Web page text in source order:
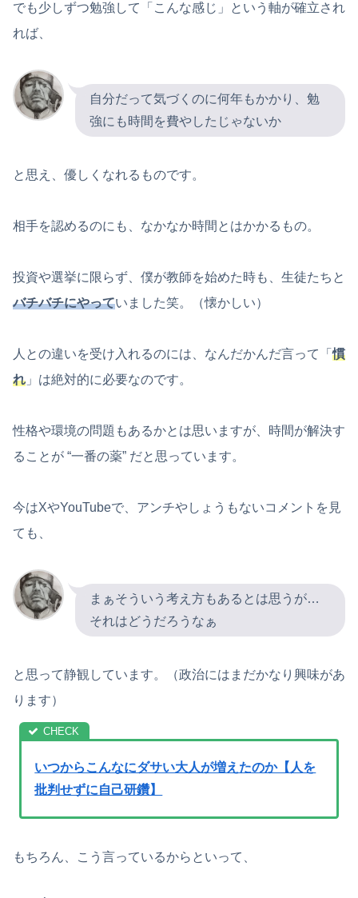
でも少しずつ勉強して「こんな感じ」という軸が確立され
れば、
自分だって気づくのに何年もかかり、勉
強にも時間を費やしたじゃないか
と思え、優しくなれるものです。
相手を認めるのにも、なかなか時間とはかかるもの。
投資や選挙に限らず、僕が教師を始めた時も、生徒たちと
バチバチにやっていました笑。（懐かしい）
人との違いを受け入れるのには、なんだかんだ言って「慣
れ 」は絶対的に必要なのです。
性格や環境の問題もあるかとは思いますが、時間が解決す
ることが “一番の薬” だと思っています。
今はXやYouTubeで、アンチやしょうもないコメントを見
ても、
まぁそういう考え方もあるとは思うが…
それはどうだろうなぁ
と思って静観しています。（政治にはまだかなり興味があ
ります）
いつからこんなにダサい大人が増えたのか【人を
批判せずに自己研鑽】
もちろん、こう言っているからといって、